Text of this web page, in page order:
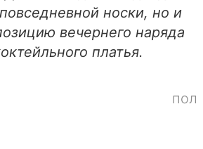
носки, но и
вечернего наряда
платья.
пол